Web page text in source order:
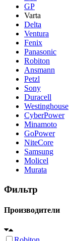
GP
Varta
Delta
Ventura
Fenix
Panasonic
Robiton
Ansmann
Petzl
Sony
Duracell
Westinghouse
CyberPower
Minamoto
GoPower
NiteCore
Samsung
Molicel
Murata
Фильтр
Производители